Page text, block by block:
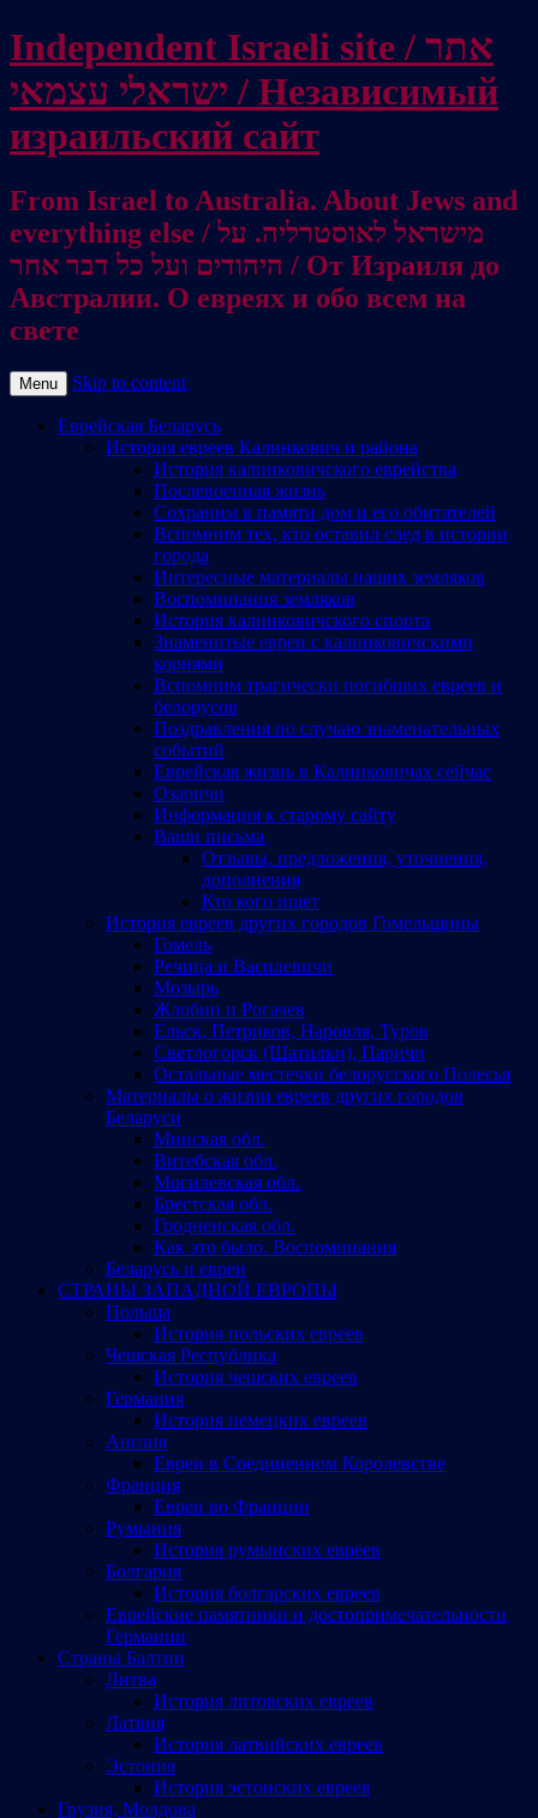
Independent Israeli site / אתר
ישראלי עצמאי / Независимый
израильский сайт
From Israel to Australia. About Jews and
everything else / מישראל לאוסטרליה. על
היהודים ועל כל דבר אחר / От Израиля до
Австралии. О евреях и обо всем на
свете
Menu Skip to content
Еврейская Беларусь
История евреев Калинкович и района
История калинковичского еврейства
Послевоенная жизнь
Сохраним в памяти дом и его обитателей
Вспомним тех, кто оставил след в истории
города
Интересные материалы наших земляков
Воспоминания земляков
История калинковичского спорта
Знаменитые евреи с калинковичскими
корнями
Вспомним трагически погибших евреев и
белорусов
Поздравления по случаю знаменательных
событий
Еврейская жизнь в Калинковичах сейчас
Озаричи
Информация к старому сайту
Ваши письма
Отзывы, предложения, уточнения,
дополнения
Кто кого ищет
История евреев других городов Гомельщины
Гомель
Речица и Василевичи
Мозырь
Жлобин и Рогачев
Ельск, Петриков, Наровля, Туров
Светлогорск (Шатилки), Паричи
Остальные местечки белорусского Полесья
Материалы о жизни евреев других городов
Беларуси
Минская обл.
Витебская обл.
Могилевская обл.
Брестская обл.
Гродненская обл.
Как это было. Воспоминания
Беларусь и евреи
СТРАНЫ ЗАПАДНОЙ ЕВРОПЫ
Польша
История польских евреев
Чешская Республика
История чешских евреев
Германия
История немецких евреев
Англия
Евреи в Соединенном Королевстве
Франция
Евреи во Франции
Румыния
История румынских евреев
Болгария
История болгарских евреев
Еврейские памятники и достопримечательности
Германии
Страны Балтии
Литва
История литовских евреев
Латвия
История латвийских евреев
Эстония
История эстонских евреев
Грузия, Молдова